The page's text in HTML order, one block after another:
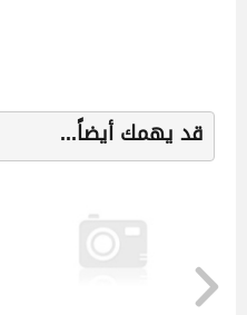
قد يهمك أيضاً...